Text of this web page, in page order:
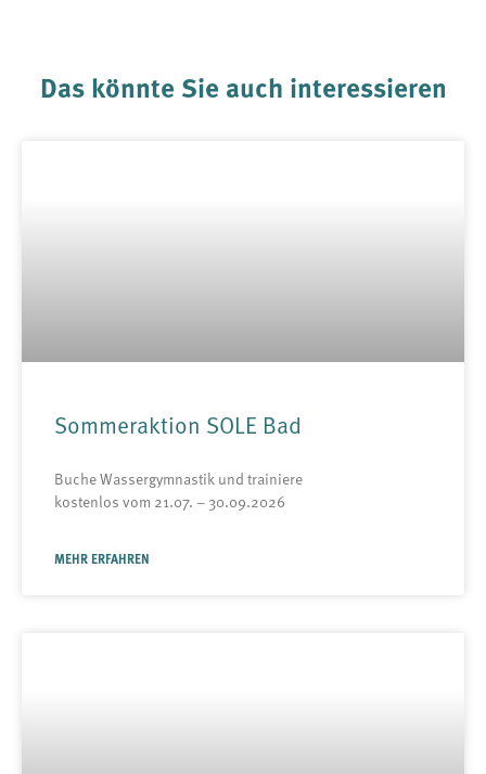
Das könnte Sie auch interessieren
Sommeraktion SOLE Bad
Buche Wassergymnastik und trainiere
kostenlos vom 21.07. – 30.09.2026
MEHR ERFAHREN